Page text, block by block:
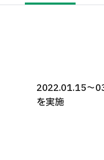
2022.01.15〜
を実施